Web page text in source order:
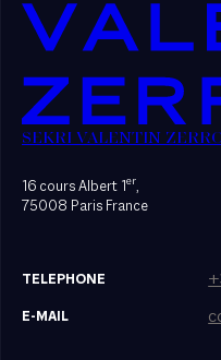
SEKRI VALENTIN
16 cours Albert 1er,
75008 Paris France
TELEPHONE
E-MAIL